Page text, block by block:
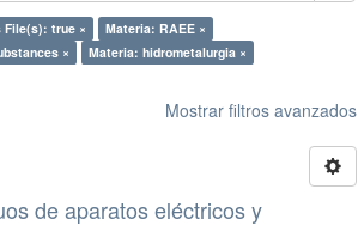
File(s): true ×
Materia: RAEE ×
×
Materia: hidrometalurgia ×
Mostrar filtros avanzados
de aparatos eléctricos y